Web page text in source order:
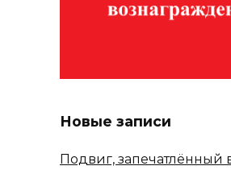
Новые записи
Подвиг, запечатлённый